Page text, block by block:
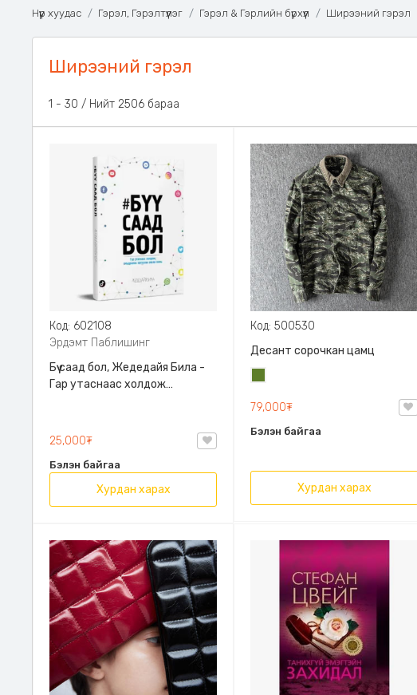
Нүүр хуудас Гэрэл, Гэрэлтүүлэг Гэрэл & Гэрлийн бүрхүүл Ширээний гэрэл
Ширээний гэрэл
1 - 30 / Нийт 2506 бараа
Код: 602108
Эрдэмт Паблишинг
Бүү саад бол, Жедедайя Била -
Гар утаснаас холдож
9789919235192
25,000₮
Бэлэн байгаа
Хурдан харах
Код: 500530
Десант сорочкан цамц
79,000₮
Бэлэн байгаа
Хурдан харах